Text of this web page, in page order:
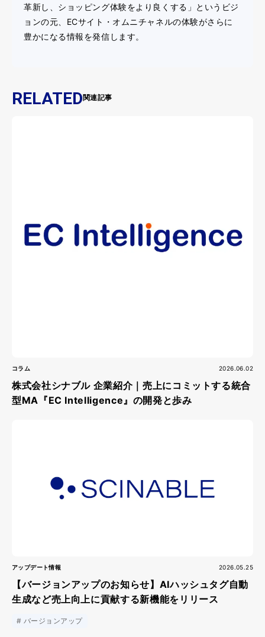
革新し、ショッピング体験をより良くする」というビジ
ョンの元、ECサイト・オムニチャネルの体験がさらに
豊かになる情報を発信します。
RELATED関連記事
コラム 2026.06.02
株式会社シナブル 企業紹介｜売上にコミットする統合
型MA『EC Intelligence』の開発と歩み
アップデート情報 2026.05.25
【バージョンアップのお知らせ】AIハッシュタグ自動
生成など売上向上に貢献する新機能をリリース
バージョンアップ